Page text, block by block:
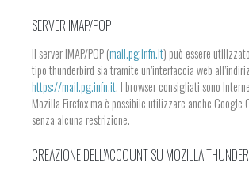
SERVER IMAP/POP
Il server IMAP/POP (mail.pg.infn.it) può essere
tipo thunderbird sia tramite un’interfaccia web
https://mail.pg.infn.it. I browser consigliati sono
Mozilla Firefox ma è possibile utilizzare anche Google
senza alcuna restrizione.
CREAZIONE DELL’ACCOUNT SU MOZILLA